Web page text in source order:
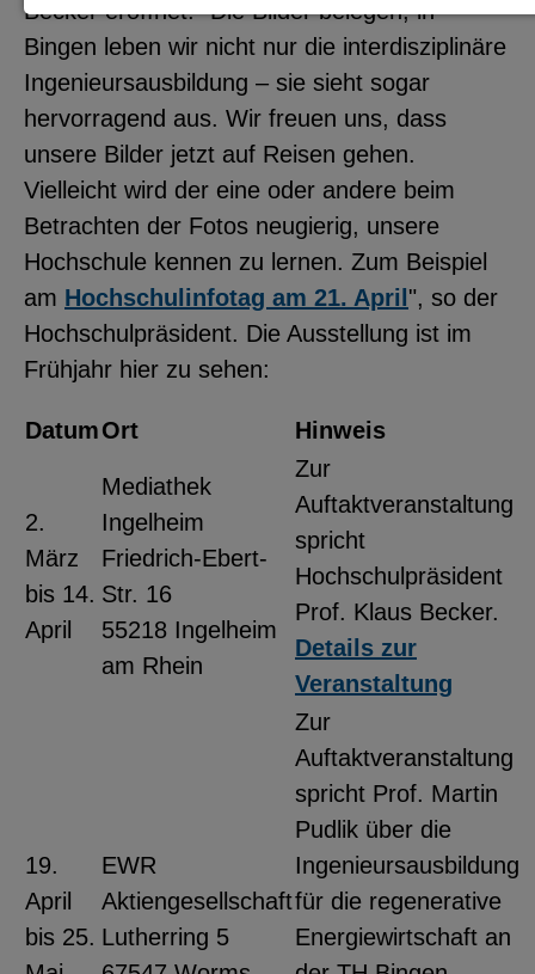
Becker eröffnet. "Die Bilder belegen, in
Bingen leben wir nicht nur die interdisziplinäre
Ingenieursausbildung – sie sieht sogar
hervorragend aus. Wir freuen uns, dass
unsere Bilder jetzt auf Reisen gehen.
Vielleicht wird der eine oder andere beim
Betrachten der Fotos neugierig, unsere
Hochschule kennen zu lernen. Zum Beispiel
am Hochschulinfotag am 21. April ", so der
Hochschulpräsident. Die Ausstellung ist im
Frühjahr hier zu sehen:
DatumOrt Hinweis
2.
März
bis 14.
April
Mediathek
Ingelheim
Friedrich-Ebert-
Str. 16
55218 Ingelheim
am Rhein
Zur
Auftaktveranstaltung
spricht
Hochschulpräsident
Prof. Klaus Becker.
Details zur
Veranstaltung
19.
April
bis 25.
EWR
Aktiengesellschaft
Lutherring 5
Zur
Auftaktveranstaltung
spricht Prof. Martin
Pudlik über die
Ingenieursausbildung
für die regenerative
Energiewirtschaft an
Notwendige Cookies zur Session-
Verwaltung und für die generelle
Funktionalität der Seite (immer
notwendig).
EXTERNE MEDIEN
Seitenspezifische Erfassung von
Benutzerdaten durch
Einbinden externer Videos,
Standortdaten oder
Stellenanzeigen.
YouTube
ChatBot